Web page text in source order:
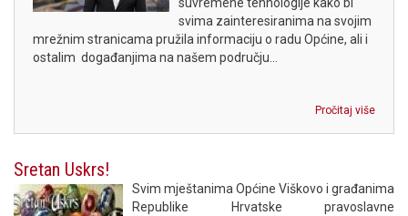
svima zainteresiranima na svojim
mrežnim stranicama pružila informaciju o radu Općine, ali i
ostalim događanjima na našem području...
Pročitaj više
Sretan Uskrs!
Svim mještanima Općine Viškovo i građanima
Republike Hrvatske pravoslavne